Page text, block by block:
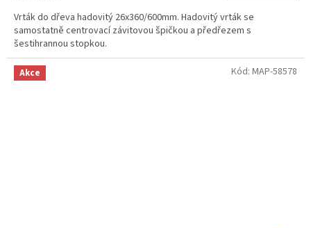
Vrták do dřeva hadovitý 26x360/600mm. Hadovitý vrták se
samostatně centrovací závitovou špičkou a předřezem s
šestihrannou stopkou.
Akce Kód: MAP-58578